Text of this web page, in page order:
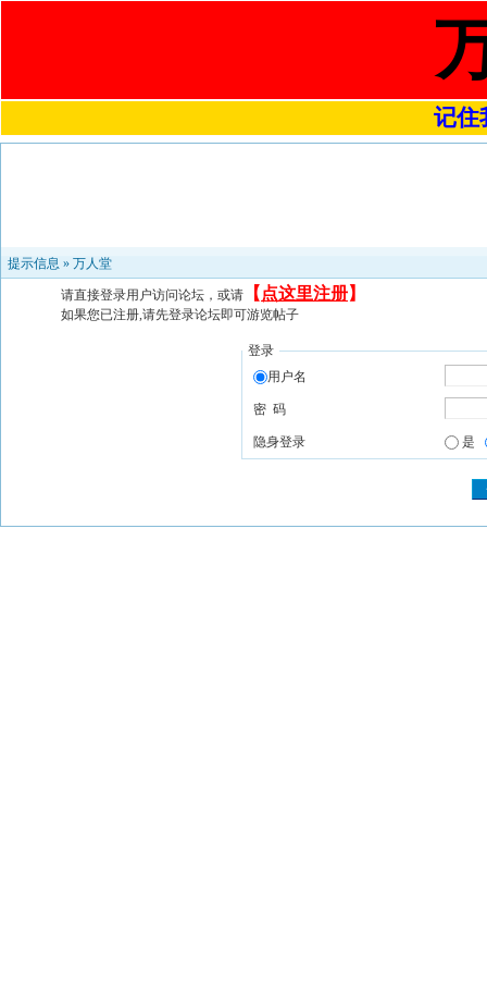
记住
提示信息 » 万人堂
请直接登录用户访问论坛，或请 【 点这里注册】
如果您已注册,请先登录论坛即可游览帖子
登录
用户名
密 码
隐身登录 是